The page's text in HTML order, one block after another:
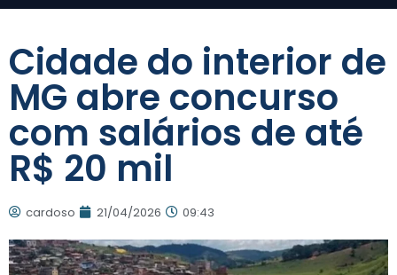
Cidade do interior de
MG abre concurso
com salários de até
R$ 20 mil
cardoso 21/04/2026 09:43